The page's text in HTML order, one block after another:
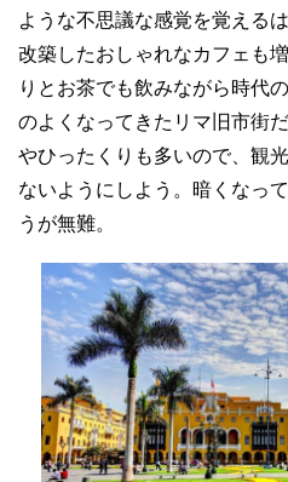
ような不思議な感覚を覚える
改築したおしゃれなカフェも
りとお茶でも飲みながら時代
のよくなってきたリマ旧市街
やひったくりも多いので、観
ないようにしよう。暗くなっ
うが無難。